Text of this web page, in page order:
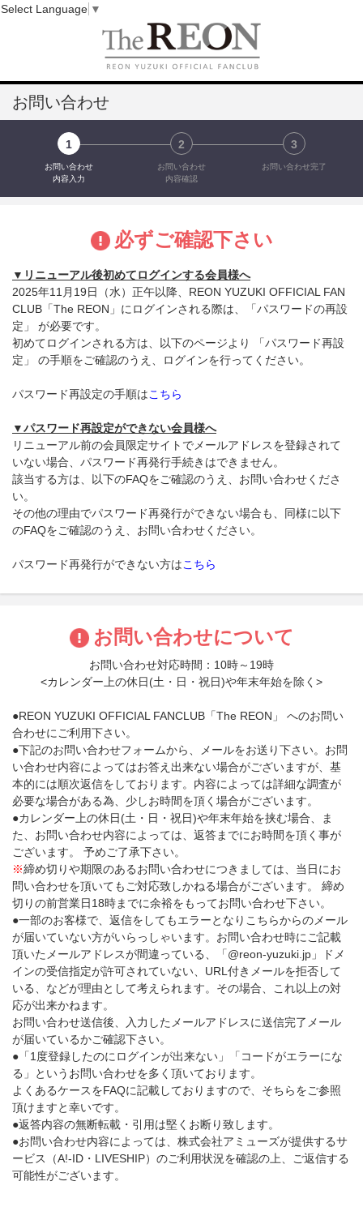
お問い合わせ
1
お問い合わせ
内容入力
2
お問い合わせ
内容確認
3
お問い合わせ完了
必ずご確認下さい
▼リニューアル後初めてログインする会員様へ
2025年11月19日（水）正午以降、REON YUZUKI OFFICIAL FAN
CLUB「The REON」にログインされる際は、「パスワードの再設
定」 が必要です。
初めてログインされる方は、以下のページより 「パスワード再設
定」 の手順をご確認のうえ、ログインを行ってください。
パスワード再設定の手順はこちら
▼パスワード再設定ができない会員様へ
リニューアル前の会員限定サイトでメールアドレスを登録されて
いない場合、パスワード再発行手続きはできません。
該当する方は、以下のFAQをご確認のうえ、お問い合わせくださ
い。
その他の理由でパスワード再発行ができない場合も、同様に以下
のFAQをご確認のうえ、お問い合わせください。
パスワード再発行ができない方はこちら
お問い合わせについて
お問い合わせ対応時間：10時～19時
<カレンダー上の休日(土・日・祝日)や年末年始を除く>
●REON YUZUKI OFFICIAL FANCLUB「The REON」 へのお問い
合わせにご利用下さい。
●下記のお問い合わせフォームから、メールをお送り下さい。お問
い合わせ内容によってはお答え出来ない場合がございますが、基
本的には順次返信をしております。内容によっては詳細な調査が
必要な場合がある為、少しお時間を頂く場合がございます。
●カレンダー上の休日(土・日・祝日)や年末年始を挟む場合、ま
た、お問い合わせ内容によっては、返答までにお時間を頂く事が
ございます。 予めご了承下さい。
※締め切りや期限のあるお問い合わせにつきましては、当日にお
問い合わせを頂いてもご対応致しかねる場合がございます。 締め
切りの前営業日18時までに余裕をもってお問い合わせ下さい。
●一部のお客様で、返信をしてもエラーとなりこちらからのメール
が届いていない方がいらっしゃいます。お問い合わせ時にご記載
頂いたメールアドレスが間違っている、「@reon-yuzuki.jp」ドメ
インの受信指定が許可されていない、URL付きメールを拒否して
いる、などが理由として考えられます。その場合、これ以上の対
応が出来かねます。
お問い合わせ送信後、入力したメールアドレスに送信完了メール
が届いているかご確認下さい。
●「1度登録したのにログインが出来ない」「コードがエラーにな
る」というお問い合わせを多く頂いております。
よくあるケースをFAQに記載しておりますので、そちらをご参照
頂けますと幸いです。
●返答内容の無断転載・引用は堅くお断り致します。
●お問い合わせ内容によっては、株式会社アミューズが提供するサ
ービス（A!-ID・LIVESHIP）のご利用状況を確認の上、ご返信する
可能性がございます。
Select Language ▼